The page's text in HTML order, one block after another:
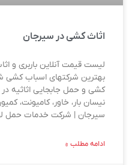
اثاث کشی در سیرجان
لیست قیمت آنلاین باربری و
بهترین شرکتهای اسباب کشی
کشی و حمل جابجایی اثاثیه
نیسان بار، خاور، کامیونت،
سیرجان | شرکت خدمات حمل
ادامه مطلب »